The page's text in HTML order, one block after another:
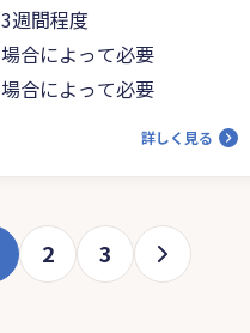
3週間程度
場合によって必要
場合によって必要
詳しく見る
2 3